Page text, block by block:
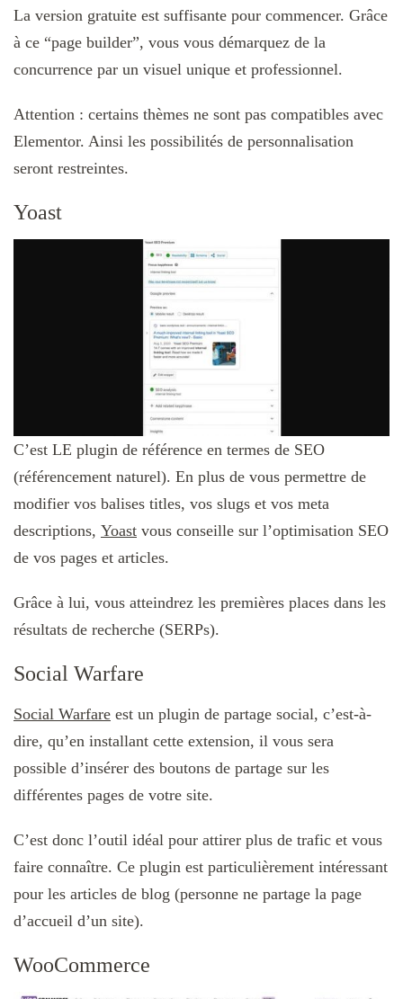
La version gratuite est suffisante pour commencer. Grâce
à ce “page builder”, vous vous démarquez de la
concurrence par un visuel unique et professionnel.
Attention : certains thèmes ne sont pas compatibles avec
Elementor. Ainsi les possibilités de personnalisation
seront restreintes.
Yoast
C’est LE plugin de référence en termes de SEO
(référencement naturel). En plus de vous permettre de
modifier vos balises titles, vos slugs et vos meta
descriptions, Yoast vous conseille sur l’optimisation SEO
de vos pages et articles.
Grâce à lui, vous atteindrez les premières places dans les
résultats de recherche (SERPs).
Social Warfare
Social Warfare est un plugin de partage social, c’est-à-
dire, qu’en installant cette extension, il vous sera
possible d’insérer des boutons de partage sur les
différentes pages de votre site.
C’est donc l’outil idéal pour attirer plus de trafic et vous
faire connaître. Ce plugin est particulièrement intéressant
pour les articles de blog (personne ne partage la page
d’accueil d’un site).
WooCommerce